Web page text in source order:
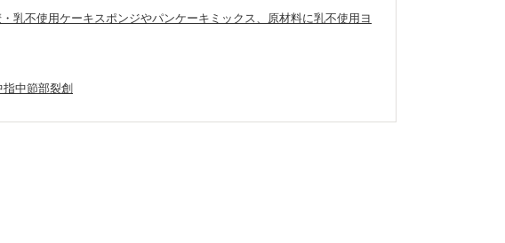
乳不使用ケーキスポンジやパンケーキミックス、原材料に乳不使用ヨ
中節部裂創